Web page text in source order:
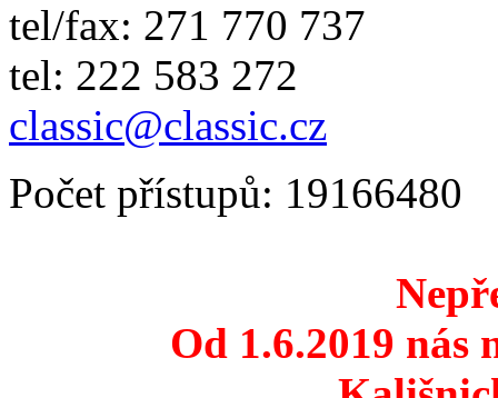
tel/fax: 271 770 737
tel: 222 583 272
classic@classic.cz
Počet přístupů: 19166480
Od 1.6.2019 nás